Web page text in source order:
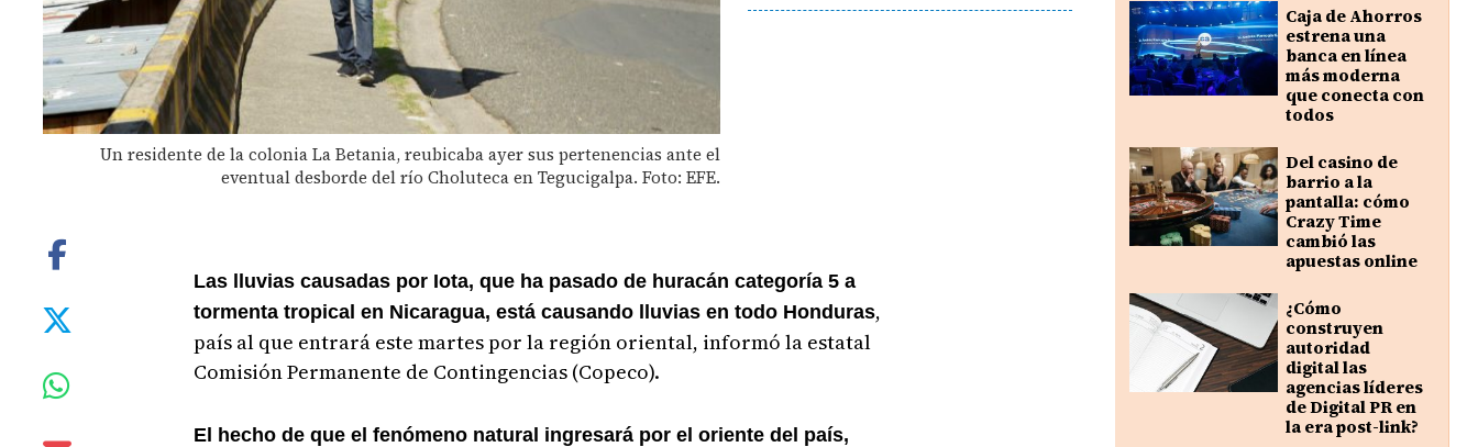
Un residente de la colonia La Betania, reubicaba ayer sus pertenencias ante el
eventual desborde del río Choluteca en Tegucigalpa. Foto: EFE.
Las lluvias causadas por Iota, que ha pasado de huracán categoría 5 a
tormenta tropical en Nicaragua, está causando lluvias en todo Honduras,
país al que entrará este martes por la región oriental, informó la estatal
Comisión Permanente de Contingencias (Copeco).
El hecho de que el fenómeno natural ingresará por el oriente del país,
Caja de Ahorros
estrena una
banca en línea
más moderna
que conecta con
todos
Del casino de
barrio a la
pantalla: cómo
Crazy Time
cambió las
apuestas online
¿Cómo
construyen
autoridad
digital las
agencias líderes
de Digital PR en
la era post-link?